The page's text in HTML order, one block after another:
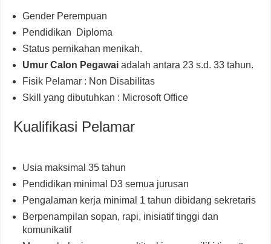
Gender Perempuan
Pendidikan Diploma
Status pernikahan menikah.
Umur Calon Pegawaiadalah antara 23 s.d. 33 tahun.
Fisik Pelamar : Non Disabilitas
Skill yang dibutuhkan : Microsoft Office
Kualifikasi Pelamar
Usia maksimal 35 tahun
Pendidikan minimal D3 semua jurusan
Pengalaman kerja minimal 1 tahun dibidang sekretaris
Berpenampilan sopan, rapi, inisiatif tinggi dan
komunikatif